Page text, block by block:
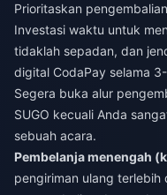
Prioritaskan
Investasi waktu untuk
tidaklah sepadan, dan
digital CodaPay selama
Segera buka alur
SUGO kecuali Anda
sebuah acara.
Pembelanja menengah
pengiriman ulang terlebih